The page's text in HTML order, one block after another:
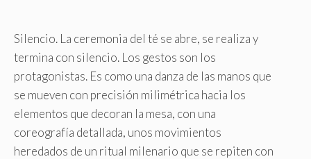
Silencio. La ceremonia del té se abre, se realiza y
termina con silencio. Los gestos son los
protagonistas. Es como una danza de las manos que
se mueven con precisión milimétrica hacia los
elementos que decoran la mesa, con una
coreografía detallada, unos movimientos
heredados de un ritual milenario que se repiten con